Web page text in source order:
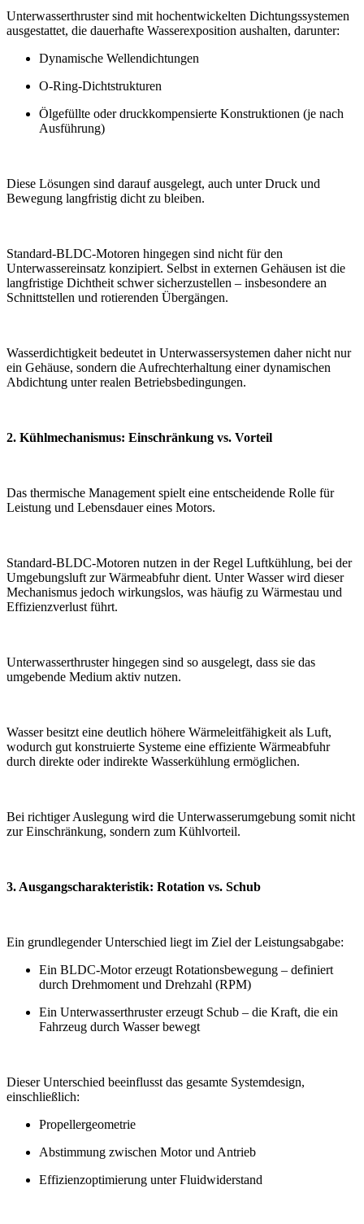
Unterwasserthruster sind mit hochentwickelten Dichtungssystemen
ausgestattet, die dauerhafte Wasserexposition aushalten, darunter:
Dynamische Wellendichtungen
O-Ring-Dichtstrukturen
Ölgefüllte oder druckkompensierte Konstruktionen (je nach
Ausführung)
Diese Lösungen sind darauf ausgelegt, auch unter Druck und
Bewegung langfristig dicht zu bleiben.
Standard-BLDC-Motoren hingegen sind nicht für den
Unterwassereinsatz konzipiert. Selbst in externen Gehäusen ist die
langfristige Dichtheit schwer sicherzustellen – insbesondere an
Schnittstellen und rotierenden Übergängen.
Wasserdichtigkeit bedeutet in Unterwassersystemen daher nicht nur
ein Gehäuse, sondern die Aufrechterhaltung einer dynamischen
Abdichtung unter realen Betriebsbedingungen.
2. Kühlmechanismus: Einschränkung vs. Vorteil
Das thermische Management spielt eine entscheidende Rolle für
Leistung und Lebensdauer eines Motors.
Standard-BLDC-Motoren nutzen in der Regel Luftkühlung, bei der
Umgebungsluft zur Wärmeabfuhr dient. Unter Wasser wird dieser
Mechanismus jedoch wirkungslos, was häufig zu Wärmestau und
Effizienzverlust führt.
Unterwasserthruster hingegen sind so ausgelegt, dass sie das
umgebende Medium aktiv nutzen.
Wasser besitzt eine deutlich höhere Wärmeleitfähigkeit als Luft,
wodurch gut konstruierte Systeme eine effiziente Wärmeabfuhr
durch direkte oder indirekte Wasserkühlung ermöglichen.
Bei richtiger Auslegung wird die Unterwasserumgebung somit nicht
zur Einschränkung, sondern zum Kühlvorteil.
3. Ausgangscharakteristik: Rotation vs. Schub
Ein grundlegender Unterschied liegt im Ziel der Leistungsabgabe:
Ein BLDC-Motor erzeugt Rotationsbewegung – definiert
durch Drehmoment und Drehzahl (RPM)
Ein Unterwasserthruster erzeugt Schub – die Kraft, die ein
Fahrzeug durch Wasser bewegt
Dieser Unterschied beeinflusst das gesamte Systemdesign,
einschließlich:
Propellergeometrie
Abstimmung zwischen Motor und Antrieb
Effizienzoptimierung unter Fluidwiderstand